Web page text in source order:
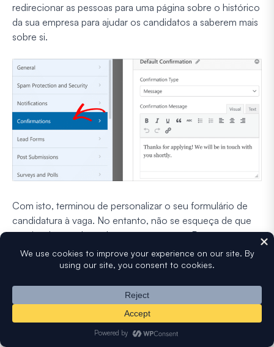
redirecionar as pessoas para uma página sobre o histórico
da sua empresa para ajudar os candidatos a saberem mais
sobre si.
Com isto, terminou de personalizar o seu formulário de
candidatura à vaga. No entanto, não se esqueça de que
precisa de guardar todo o seu progresso. Portanto,
depois de fazer as suas alterações, clique no botão
para guardar todas as edições do seu